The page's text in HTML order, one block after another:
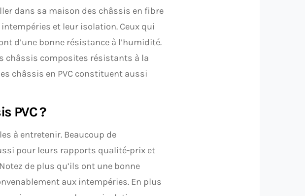
dans sa maison des châssis en fibre
et leur isolation. Ceux qui
d’une bonne résistance à l’humidité.
châssis composites résistants à la
châssis en PVC constituent aussi
PVC ?
à entretenir. Beaucoup de
pour leurs rapports qualité-prix et
de plus qu’ils ont une bonne
aux intempéries. En plus